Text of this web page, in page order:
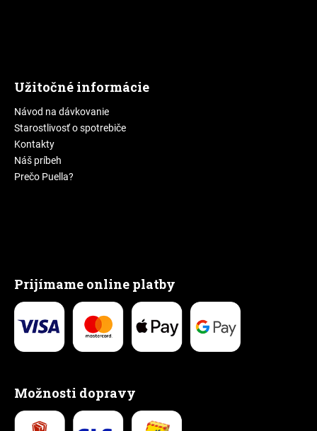
Užitočné informácie
Návod na dávkovanie
Starostlivosť o spotrebiče
Kontakty
Náš príbeh
Prečo Puella?
Prijímame online platby
Možnosti dopravy